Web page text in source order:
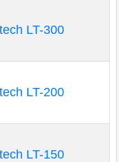
thổi khí
các hàng máy
vậy, về chất lượng
LT-300
LT-200
LT-150